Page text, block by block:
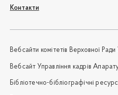
Контакти
Вебсайти комітетів Верховної Ради
Вебсайт Управління кадрів
Бібліотечно-бібліографічні